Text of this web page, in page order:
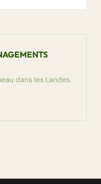
dans les Landes.